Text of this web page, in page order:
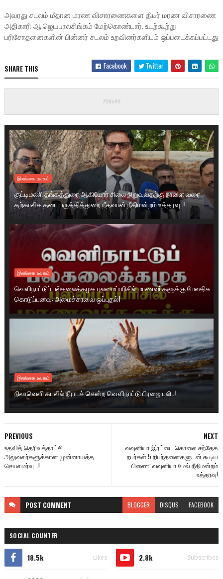
அவரது சடலம் மீதான மரண விசாரணைகளை திடீர் மரண விசாரணை
அதிகாரி ஆ.ஜெயபாலசிங்கம் மேற்கொண்டார். உடற்கூற்று
பரிசோதனைகளின் பின்னர் சடலம் உறவினர்களிடம் ஒப்படைக்கப்பட்டது
SHARE THIS Facebook Twitter
இலங்கை.உலகம்
குட்டிமணி தங்கத்துரை ஆகியோர் சிலை நிறுவுவதற்கு நாளை வரை
தற்காலிக தடை பருத்தித்துறை நீதவான் நீதிமன்றம் உத்தரவு..!
இலங்கை.உலகம்
வெளிநாட்டுப் பல்கலைக்கழக புலமைப்பரிசில் மாணவர்களுக்கு மேலதிக
கொடுப்பனவு: அமைச்சரவை ஒப்புதல்!
இலங்கை.உலகம்
நிலாவெளி கடலில் நீராடச் சென்ற வௌிநாட்டு பிரஜை பலி..!
NEXT
வவுனியா இரட்டை கொலை சந்தேக
நபர்கள் 5 நிபந்தனைகளுடன் கூடிய
பிணை: வவுனியா மேல் நீதிமன்றம்
உத்தரவு!
PREVIOUS
உதவித் தெரிவத்தாட்சி
அலுவலர்களுக்கான முன்னாயத்த
செயலமர்வு ..!
POST COMMENT BLOGGER DISQUS FACEBOOK
SOCIAL COUNTER
18.5k Likes 2.8k Subscribes